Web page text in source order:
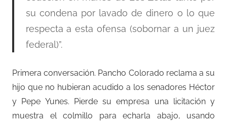
su condena por lavado de dinero o lo que
respecta a esta ofensa (sobornar a un juez
federal)”.
Primera conversación. Pancho Colorado reclama a su
hijo que no hubieran acudido a los senadores Héctor
y Pepe Yunes. Pierde su empresa una licitación y
muestra el colmillo para echarla abajo, usando